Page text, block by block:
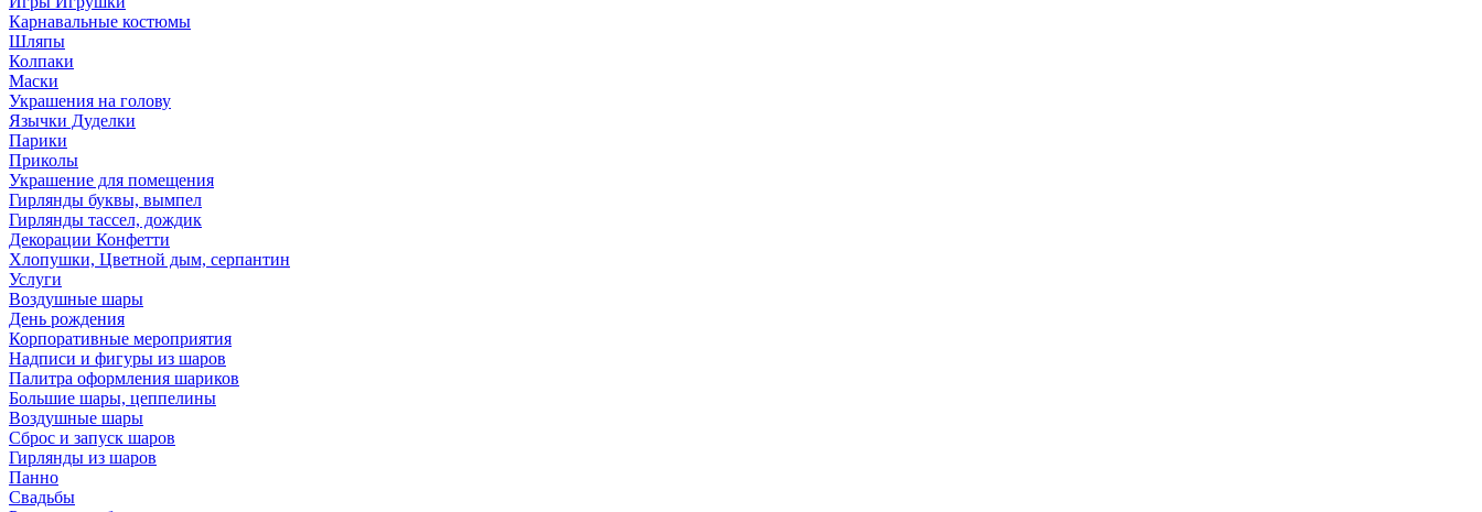
Карнавальные костюмы
Шляпы
Колпаки
Маски
Украшения на голову
Язычки Дуделки
Парики
Приколы
Украшение для помещения
Гирлянды буквы, вымпел
Гирлянды тассел, дождик
Декорации Конфетти
Хлопушки, Цветной дым, серпантин
Услуги
Воздушные шары
День рождения
Корпоративные мероприятия
Надписи и фигуры из шаров
Палитра оформления шариков
Большие шары, цеппелины
Воздушные шары
Сброс и запуск шаров
Гирлянды из шаров
Панно
Свадьбы